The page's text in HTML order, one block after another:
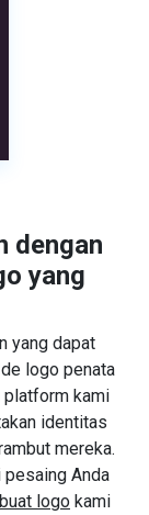
dengan
yang
yang dapat
logo penata
platform kami
identitas
mereka.
pesaing Anda
logo kami